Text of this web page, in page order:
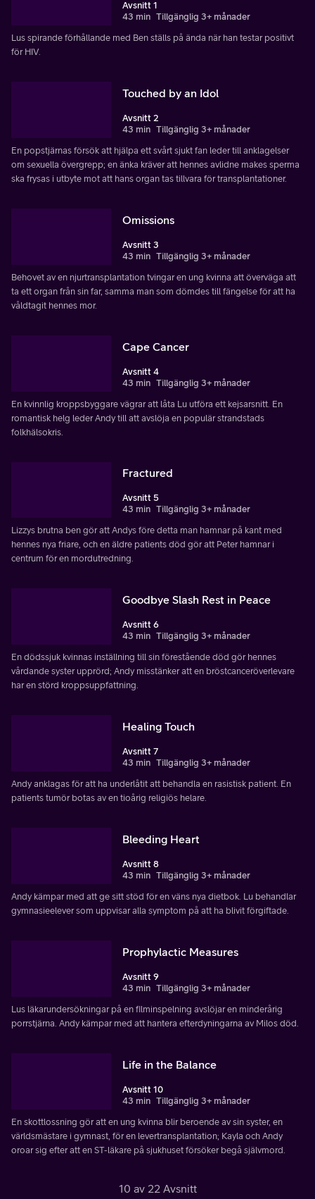
Avsnitt 1
43 min Tillgänglig 3+ månader
Lus spirande förhållande med Ben ställs på ända när han testar positivt
för HIV.
Touched by an Idol
Avsnitt 2
43 min Tillgänglig 3+ månader
En popstjärnas försök att hjälpa ett svårt sjukt fan leder till anklagelser
om sexuella övergrepp; en änka kräver att hennes avlidne makes sperma
ska frysas i utbyte mot att hans organ tas tillvara för transplantationer.
Omissions
Avsnitt 3
43 min Tillgänglig 3+ månader
Behovet av en njurtransplantation tvingar en ung kvinna att överväga att
ta ett organ från sin far, samma man som dömdes till fängelse för att ha
våldtagit hennes mor.
Cape Cancer
Avsnitt 4
43 min Tillgänglig 3+ månader
En kvinnlig kroppsbyggare vägrar att låta Lu utföra ett kejsarsnitt. En
romantisk helg leder Andy till att avslöja en populär strandstads
folkhälsokris.
Fractured
Avsnitt 5
43 min Tillgänglig 3+ månader
Lizzys brutna ben gör att Andys före detta man hamnar på kant med
hennes nya friare, och en äldre patients död gör att Peter hamnar i
centrum för en mordutredning.
Goodbye Slash Rest in Peace
Avsnitt 6
43 min Tillgänglig 3+ månader
En dödssjuk kvinnas inställning till sin förestående död gör hennes
vårdande syster upprörd; Andy misstänker att en bröstcanceröverlevare
har en störd kroppsuppfattning.
Healing Touch
Avsnitt 7
43 min Tillgänglig 3+ månader
Andy anklagas för att ha underlåtit att behandla en rasistisk patient. En
patients tumör botas av en tioårig religiös helare.
Bleeding Heart
Avsnitt 8
43 min Tillgänglig 3+ månader
Andy kämpar med att ge sitt stöd för en väns nya dietbok. Lu behandlar
gymnasieelever som uppvisar alla symptom på att ha blivit förgiftade.
Prophylactic Measures
Avsnitt 9
43 min Tillgänglig 3+ månader
Lus läkarundersökningar på en filminspelning avslöjar en minderårig
porrstjärna. Andy kämpar med att hantera efterdyningarna av Milos död.
Life in the Balance
Avsnitt 10
43 min Tillgänglig 3+ månader
En skottlossning gör att en ung kvinna blir beroende av sin syster, en
världsmästare i gymnast, för en levertransplantation; Kayla och Andy
oroar sig efter att en ST-läkare på sjukhuset försöker begå självmord.
10 av 22 Avsnitt